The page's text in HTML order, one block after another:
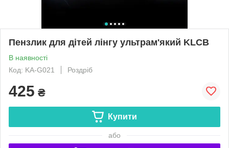
Пензлик для дітей лінгу ультрам'який KLCB
В наявності
Код: KA-G021
Роздріб
425 ₴
Купити
або